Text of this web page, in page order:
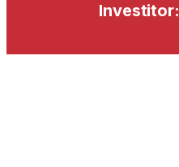
Investitor: